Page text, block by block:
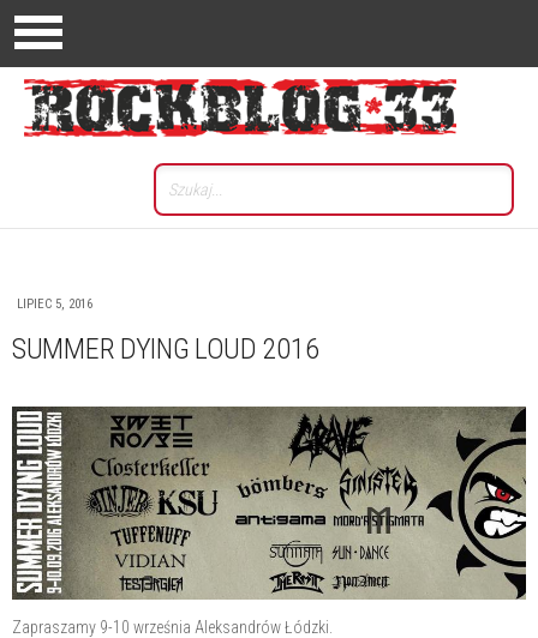
LIPIEC 5, 2016
SUMMER DYING LOUD 2016
Zapraszamy 9-10 września Aleksandrów Łódzki.